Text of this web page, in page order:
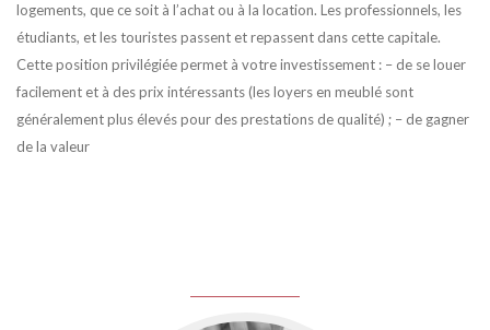
logements, que ce soit à l’achat ou à la location. Les professionnels, les
étudiants, et les touristes passent et repassent dans cette capitale.
Cette position privilégiée permet à votre investissement : – de se louer
facilement et à des prix intéressants (les loyers en meublé sont
généralement plus élevés pour des prestations de qualité) ; – de gagner
de la valeur